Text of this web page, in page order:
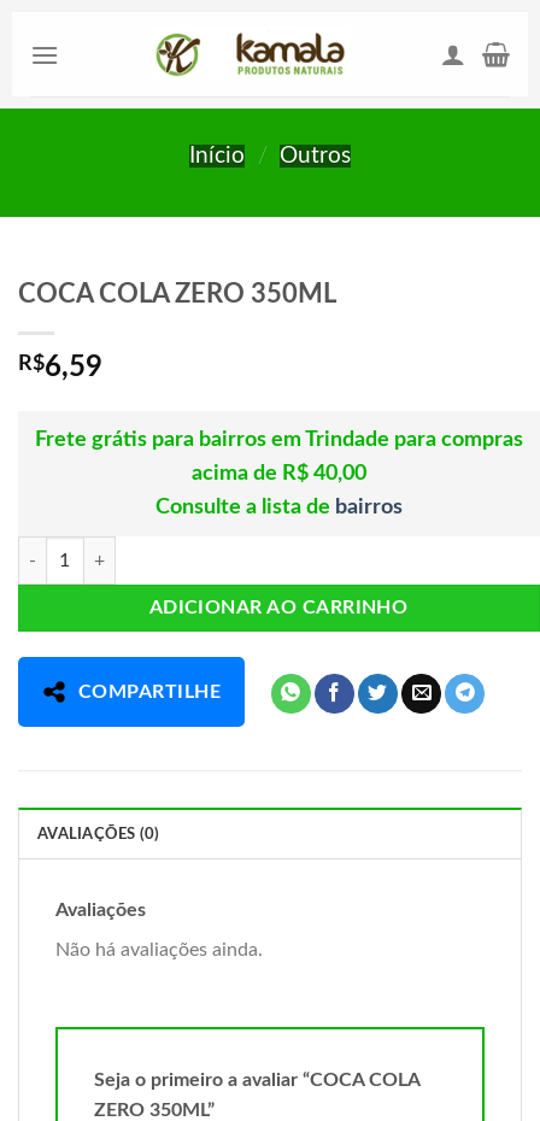
Início / Outros
COCA COLA ZERO 350ML
R$6,59
Frete grátis para bairros em Trindade para compras
acima de R$ 40,00
Consulte a lista de bairros
COCA COLA ZERO 350ML quantidade
ADICIONAR AO CARRINHO
COMPARTILHE
AVALIAÇÕES (0)
Avaliações
Não há avaliações ainda.
Seja o primeiro a avaliar “COCA COLA
ZERO 350ML”